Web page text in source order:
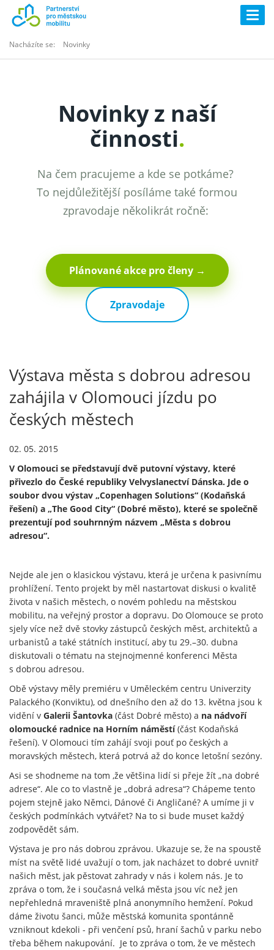
Nacházíte se: Novinky
Novinky z naší
činnosti.
Na čem pracujeme a kde se potkáme?
To nejdůležitější posíláme také formou
zpravodaje několikrát ročně:
Plánované akce pro členy →
Zpravodaje
Výstava města s dobrou adresou
zahájila v Olomouci jízdu po
českých městech
02. 05. 2015
V Olomouci se představují dvě putovní výstavy, které
přivezlo do České republiky Velvyslanectví Dánska. Jde o
soubor dvou výstav „Copenhagen Solutions“ (Kodaňská
řešení) a „The Good City“ (Dobré město), které se společně
prezentují pod souhrnným názvem „Města s dobrou
adresou“.
Nejde ale jen o klasickou výstavu, která je určena k pasivnímu
prohlížení. Tento projekt by měl nastartovat diskusi o kvalitě
života v našich městech, o novém pohledu na městskou
mobilitu, na veřejný prostor a dopravu. Do Olomouce se proto
sjely více než dvě stovky zástupců českých měst, architektů a
urbanistů a také státních institucí, aby tu 29.–30. dubna
diskutovali o tématu na stejnojmenné konferenci Města
s dobrou adresou.
Obě výstavy měly premiéru v Uměleckém centru Univerzity
Palackého (Konviktu), od dnešního den až do 13. května jsou k
vidění v Galerii Šantovka (část Dobré město) a na nádvoří
olomoucké radnice na Horním náměstí(část Kodaňská
řešení). V Olomouci tím zahájí svoji pouť po českých a
moravských městech, která potrvá až do konce letošní sezóny.
Asi se shodneme na tom ,že většina lidí si přeje žít „na dobré
adrese“. Ale co to vlastně je „dobrá adresa“? Chápeme tento
pojem stejně jako Němci, Dánové či Angličané? A umíme ji v
českých podmínkách vytvářet? Na to si bude muset každý
zodpovědět sám.
Výstava je pro nás dobrou zprávou. Ukazuje se, že na spoustě
míst na světě lidé uvažují o tom, jak nacházet to dobré uvnitř
našich měst, jak pěstovat zahrady v nás i kolem nás. Je to
zpráva o tom, že i současná velká města jsou víc než jen
nepřehledná mraveniště plná anonymního hemžení. Pokud
dáme životu šanci, může městská komunita spontánně
vzniknout kdekoli - při venčení psů, hraní šachů v parku nebo
třeba během nakupování. Je to zpráva o tom, že ve městech